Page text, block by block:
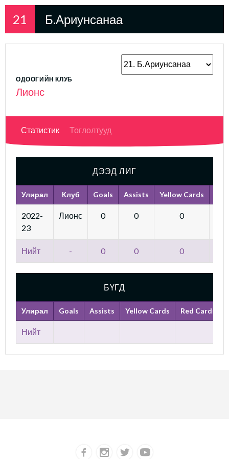
21 Б.Ариунсанаа
ОДООГИЙН КЛУБ
Лионс
Статистик Тоглолтууд
ДЭЭД ЛИГ
Улирал Клуб Goals Assists Yellow Cards
2022-
23
Лионс 0 0 0
Нийт - 0 0 0
БҮГД
Улирал Goals Assists Yellow Cards Red Cards
Нийт